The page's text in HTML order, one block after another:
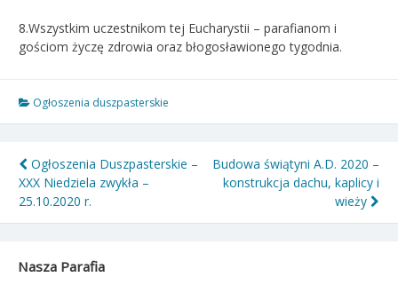
8.Wszystkim uczestnikom tej Eucharystii – parafianom i
gościom życzę zdrowia oraz błogosławionego tygodnia.
Ogłoszenia duszpasterskie
Nawigacja
wpisu
Ogłoszenia Duszpasterskie –
XXX Niedziela zwykła –
25.10.2020 r.
Budowa świątyni A.D. 2020 –
konstrukcja dachu, kaplicy i
wieży
Nasza Parafia